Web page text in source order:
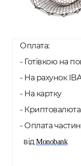
Оплата:
- Готівкою на
- На рахунок
- На картку
- Криптовалюта
- Оплата
відMonobank